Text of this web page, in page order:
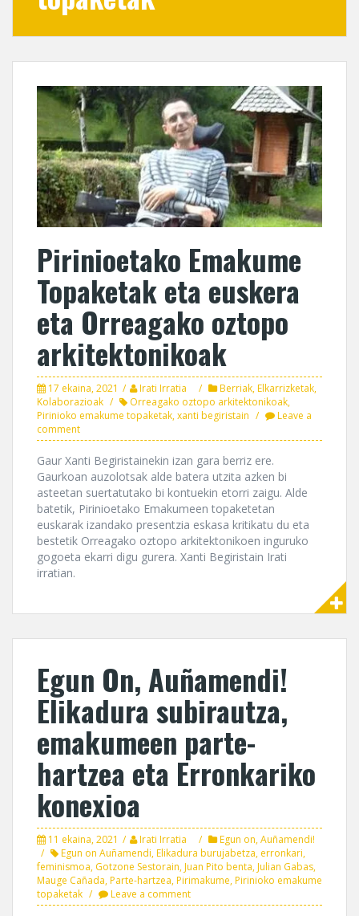
Pirinioetako Emakume
Topaketak eta euskera
eta Orreagako oztopo
arkitektonikoak
17 ekaina, 2021 Irati Irratia Berriak,Elkarrizketak,
Kolaborazioak
Orreagako oztopo arkitektonikoak,
Pirinioko emakume topaketak,xanti begiristain
Leave a
comment
Gaur Xanti Begiristainekin izan gara berriz ere.
Gaurkoan auzolotsak alde batera utzita azken bi
asteetan suertatutako bi kontuekin etorri zaigu. Alde
batetik, Pirinioetako Emakumeen topaketetan
euskarak izandako presentzia eskasa kritikatu du eta
bestetik Orreagako oztopo arkitektonikoen inguruko
gogoeta ekarri digu gurera. Xanti Begiristain Irati
irratian.
Egun On, Auñamendi!
Elikadura subirautza,
emakumeen parte-
hartzea eta Erronkariko
konexioa
11 ekaina, 2021 Irati Irratia
Egun on, Auñamendi!
Egun on Auñamendi,Elikadura burujabetza, erronkari,
feminismoa, Gotzone Sestorain,Juan Pito benta,Julian Gabas,
Mauge Cañada,Parte-hartzea,Pirimakume,Pirinioko emakume
topaketak
Leave a comment